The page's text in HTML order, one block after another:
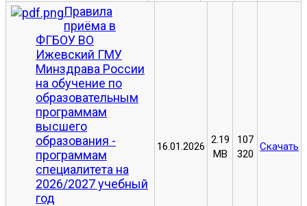
Правила
приёма в
ФГБОУ ВО
Ижевский ГМУ
Минздрава России
на обучение по
образовательным
программам
высшего
образования -
программам
специалитета на
2026/2027 учебный
год
16.01.2026
2.19
MB
107
320
Скачать